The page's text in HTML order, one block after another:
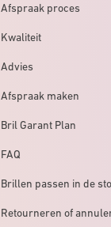
Afspraak proces
Kwaliteit
Advies
Afspraak maken
Bril Garant Plan
FAQ
Brillen passen in de
Retourneren of